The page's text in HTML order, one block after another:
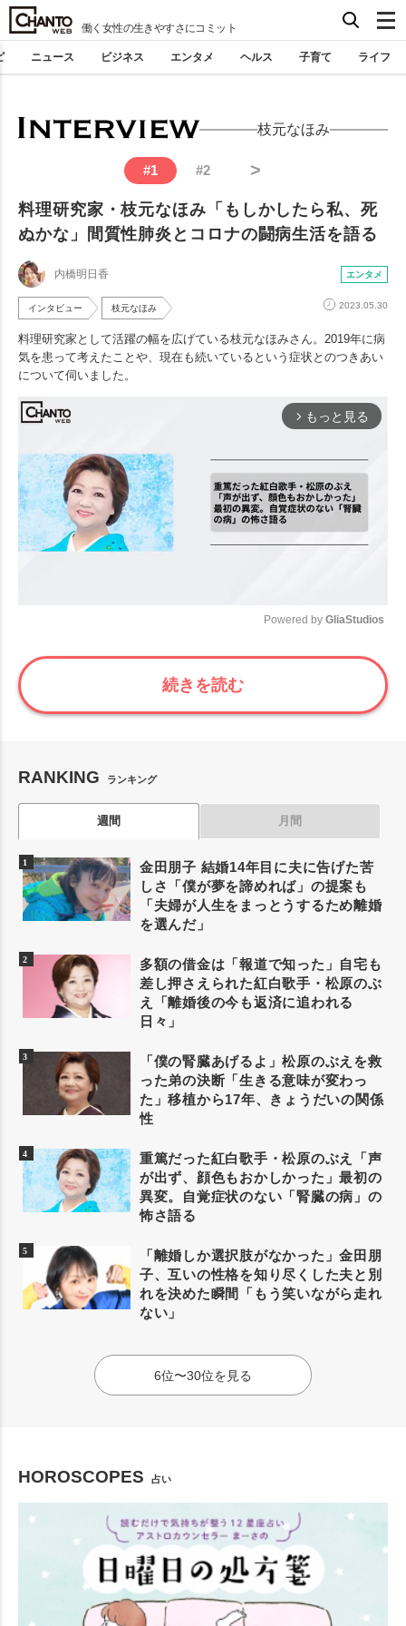
働く女性の生きやすさにコミット
ニュース ビジネス エンタメ ヘルス 子育て ライフ
枝元なほみ
#1 #2 >
料理研究家・枝元なほみ「もしかしたら私、死
ぬかな」間質性肺炎とコロナの闘病生活を語る
内橋明日香 エンタメ
インタビュー 枝元なほみ 2023.05.30
料理研究家として活躍の幅を広げている枝元なほみさん。2019年に病
気を患って考えたことや、現在も続いているという症状とのつきあい
について伺いました。
arrow_forward_ios もっと見る
Mute
Powered by GliaStudios
続きを読む
RANKING ランキング
週間 月間
金田朋子 結婚14年目に夫に告げた苦
しさ「僕が夢を諦めれば」の提案も
「夫婦が人生をまっとうするため離婚
を選んだ」
多額の借金は「報道で知った」自宅も
差し押さえられた紅白歌手・松原のぶ
え「離婚後の今も返済に追われる
日々」
「僕の腎臓あげるよ」松原のぶえを救
った弟の決断「生きる意味が変わっ
た」移植から17年、きょうだいの関係
性
重篤だった紅白歌手・松原のぶえ「声
が出ず、顔色もおかしかった」最初の
異変。自覚症状のない「腎臓の病」の
怖さ語る
「離婚しか選択肢がなかった」金田朋
子、互いの性格を知り尽くした夫と別
れを決めた瞬間「もう笑いながら走れ
ない」
6位〜30位を見る
HOROSCOPES 占い